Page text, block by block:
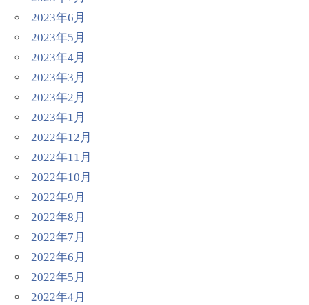
2023年6月
2023年5月
2023年4月
2023年3月
2023年2月
2023年1月
2022年12月
2022年11月
2022年10月
2022年9月
2022年8月
2022年7月
2022年6月
2022年5月
2022年4月